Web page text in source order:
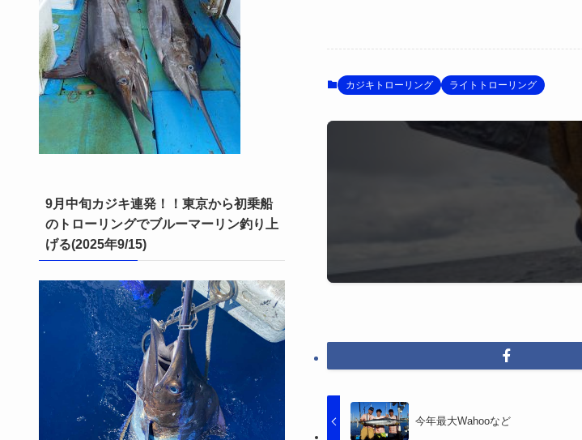
カジキトローリング ライトトローリング
今年最大Wahooなど
9月中旬カジキ連発！！東京から初乗船
のトローリングでブルーマーリン釣り上
げる(2025年9/15)